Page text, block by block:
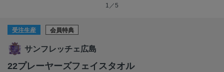
1／5
受注生産 会員特典
サンフレッチェ広島
22プレーヤーズフェイスタオル